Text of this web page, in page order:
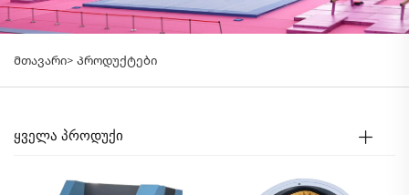
Მთავარი> Პროდუქტები
ᲧᲕᲔᲚᲐ ᲞᲠᲝᲓᲣᲥᲘ